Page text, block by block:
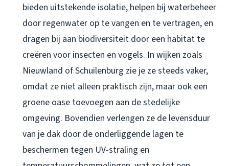
bieden uitstekende isolatie, helpen bij waterbeheer
door regenwater op te vangen en te vertragen, en
dragen bij aan biodiversiteit door een habitat te
creëren voor insecten en vogels. In wijken zoals
Nieuwland of Schuilenburg zie je ze steeds vaker,
omdat ze niet alleen praktisch zijn, maar ook een
groene oase toevoegen aan de stedelijke
omgeving. Bovendien verlengen ze de levensduur
van je dak door de onderliggende lagen te
beschermen tegen UV-straling en